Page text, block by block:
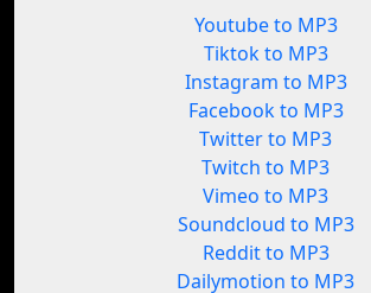
Youtube to MP3
Tiktok to MP3
Instagram to MP3
Facebook to MP3
Twitter to MP3
Twitch to MP3
Vimeo to MP3
Soundcloud to MP3
Reddit to MP3
Dailymotion to MP3